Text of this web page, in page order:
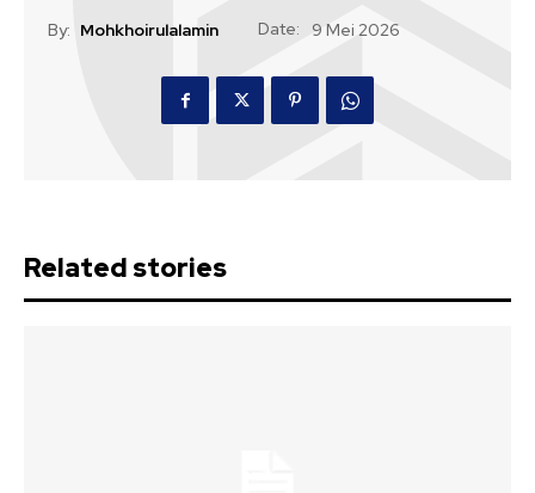
By: Mohkhoirulalamin Date: 9 Mei 2026
Related stories